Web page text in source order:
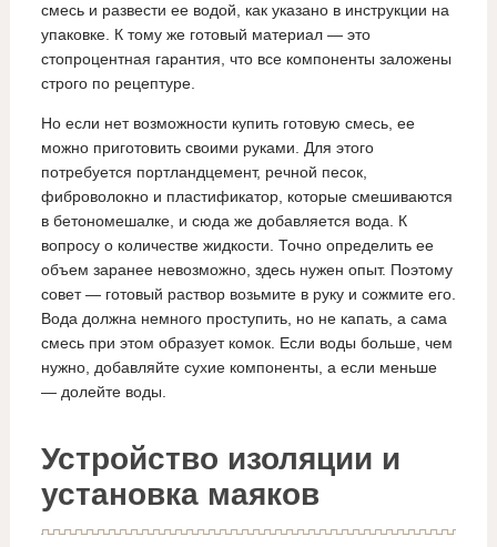
смесь и развести ее водой, как указано в инструкции на
упаковке. К тому же готовый материал — это
стопроцентная гарантия, что все компоненты заложены
строго по рецептуре.
Но если нет возможности купить готовую смесь, ее
можно приготовить своими руками. Для этого
потребуется портландцемент, речной песок,
фиброволокно и пластификатор, которые смешиваются
в бетономешалке, и сюда же добавляется вода. К
вопросу о количестве жидкости. Точно определить ее
объем заранее невозможно, здесь нужен опыт. Поэтому
совет — готовый раствор возьмите в руку и сожмите его.
Вода должна немного проступить, но не капать, а сама
смесь при этом образует комок. Если воды больше, чем
нужно, добавляйте сухие компоненты, а если меньше
— долейте воды.
Устройство изоляции и
установка маяков